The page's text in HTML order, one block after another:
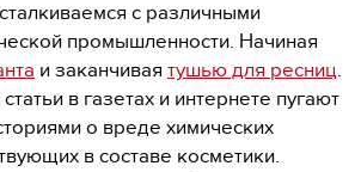
с различными
промышленности. Начиная
и заканчивая тушью для ресниц.
в газетах и интернете пугают
о вреде химических
в составе косметики.